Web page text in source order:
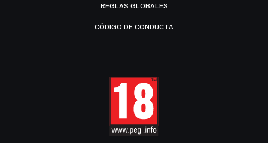
REGLAS GLOBALES
CÓDIGO DE CONDUCTA